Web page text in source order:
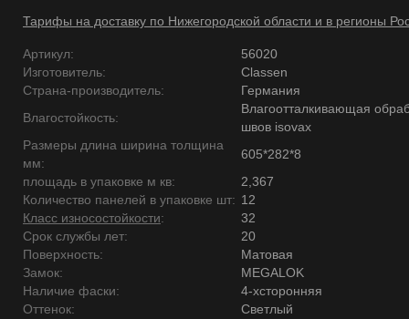
Тарифы на доставку по Нижегородской области и в регионы
Артикул:
56020
Изготовитель:
Classen
Страна-производитель:
Германия
Влагостойкость:
Влагоотталкивающая
швов isovax
Размеры длина ширина толщина
мм:
605*282*8
площадь в упаковке м кв:
2,367
Количество панелей в упаковке шт: 12
Класс износостойкости:
32
Срок службы лет:
20
Поверхность:
Матовая
Замок:
MEGALOK
Наличие фаски:
4-хсторонняя
Оттенок:
Светлый